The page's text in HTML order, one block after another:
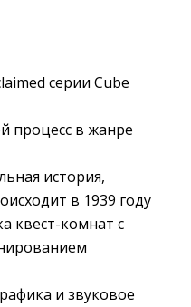
серии Cube
процесс в жанре
история,
в 1939 году
квест-комнат с
и звуковое